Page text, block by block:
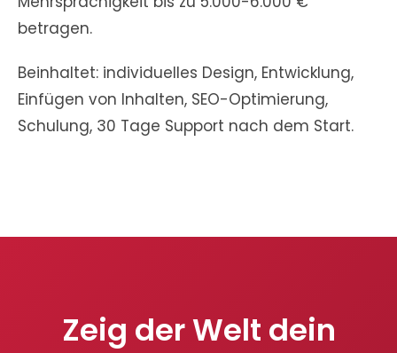
betragen.
Beinhaltet: individuelles Design, Entwicklung,
Einfügen von Inhalten, SEO-Optimierung,
Schulung, 30 Tage Support nach dem Start.
Zeig der Welt dein